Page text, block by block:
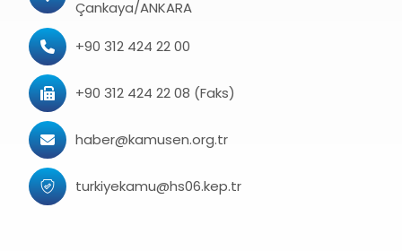
Çankaya/ANKARA
+90 312 424 22 00
+90 312 424 22 08 (Faks)
haber@kamusen.org.tr
turkiyekamu@hs06.kep.tr